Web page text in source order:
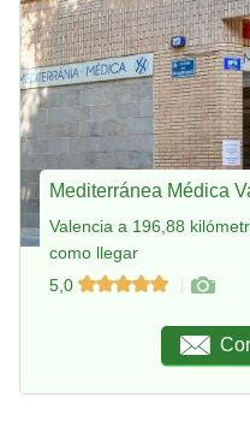
Mediterránea Médica
Valencia a 196,88
como llegar
5,0